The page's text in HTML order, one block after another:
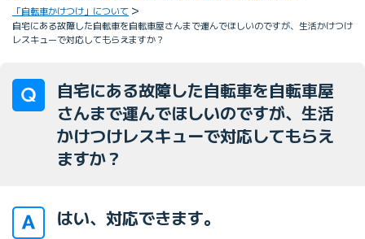
「自転車かけつけ」について
自宅にある故障した自転車を自転車屋さんまで運んでほしいのですが、生活かけつけ
レスキューで対応してもらえますか？
自宅にある故障した自転車を自転車屋
さんまで運んでほしいのですが、生活
かけつけレスキューで対応してもらえ
ますか？
はい、対応できます。